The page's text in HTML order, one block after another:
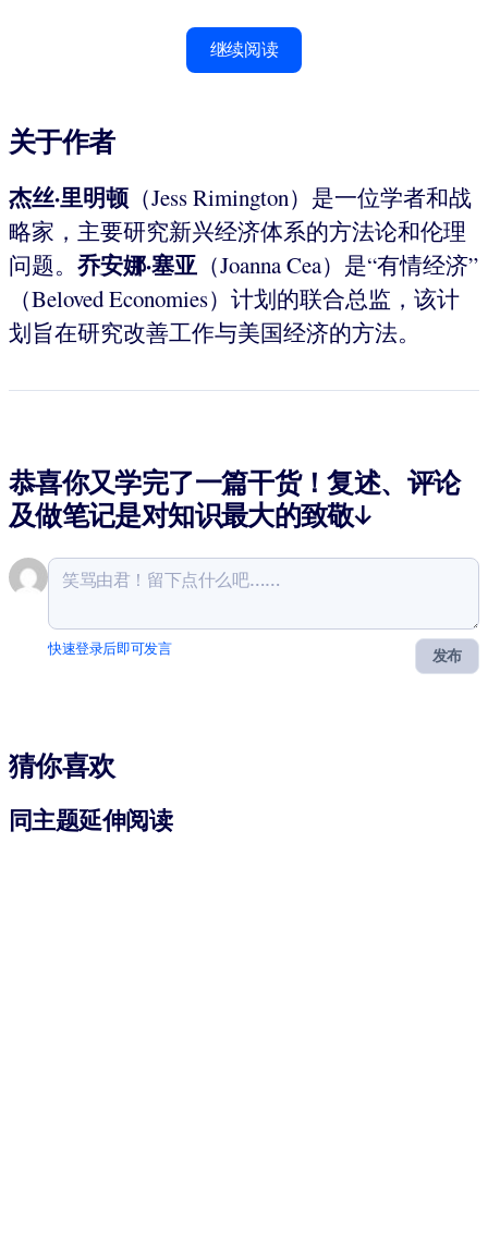
继续阅读
关于作者
杰丝·里明顿 （Jess Rimington）是一位学者和战
略家，主要研究新兴经济体系的方法论和伦理
问题。 乔安娜·塞亚 （Joanna Cea）是“有情经济”
（Beloved Economies）计划的联合总监，该计
划旨在研究改善工作与美国经济的方法。
恭喜你又学完了一篇干货！复述、评论
及做笔记是对知识最大的致敬↓
发布
快速登录后即可发言
猜你喜欢
同主题延伸阅读